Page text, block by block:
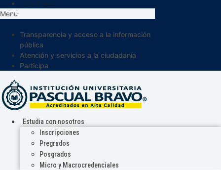
Menu
Transparencia y acceso a la información
pública
Atención y servicios a la ciudadanía
Participa
Estudia con nosotros
Inscripciones
Pregrados
Posgrados
Micro y Macrocredenciales